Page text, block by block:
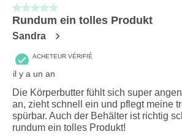
5 sur 5 étoiles.
Rundum ein tolles Produkt
Sandra
ACHETEUR VÉRIFIÉ
il y a un an
Die Körperbutter fühlt sich super
an, zieht schnell ein und pflegt meine
spürbar. Auch der Behälter ist richtig
rundum ein tolles Produkt!